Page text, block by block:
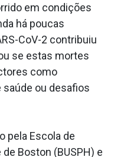
em condições
há poucas
CoV-2 contribuiu
se estas mortes
como
ou desafios
pela Escola de
Boston (BUSPH) e